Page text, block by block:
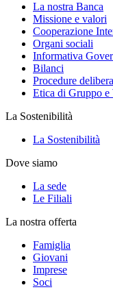
La nostra Banca
Missione e valori
Cooperazione
Organi sociali
Informativa
Bilanci
Procedure
Etica di Gruppo
La Sostenibilità
La Sostenibilità
Dove siamo
La sede
Le Filiali
La nostra offerta
Famiglia
Giovani
Imprese
Soci